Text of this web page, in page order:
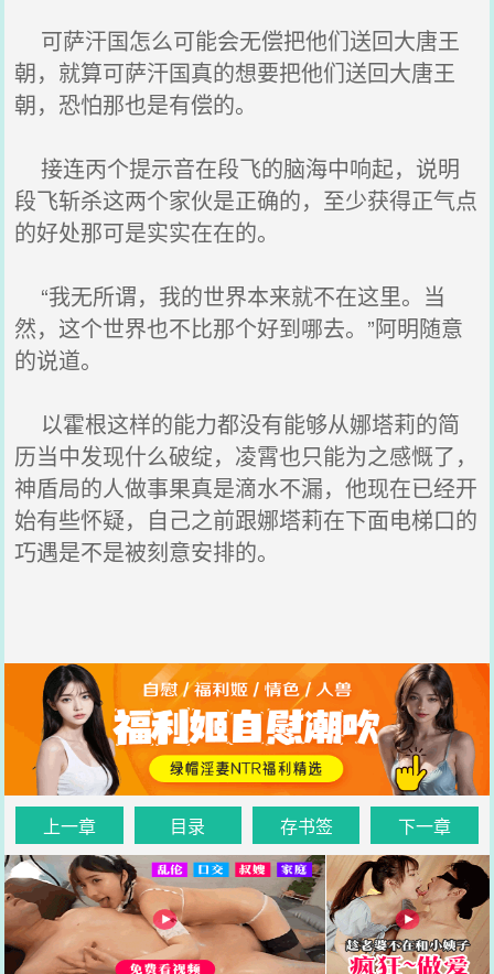
可萨汗国怎么可能会无偿把他们送回大唐王
朝，就算可萨汗国真的想要把他们送回大唐王
朝，恐怕那也是有偿的。
接连丙个提示音在段飞的脑海中响起，说明
段飞斩杀这两个家伙是正确的，至少获得正气点
的好处那可是实实在在的。
“我无所谓，我的世界本来就不在这里。当
然，这个世界也不比那个好到哪去。”阿明随意
的说道。
以霍根这样的能力都没有能够从娜塔莉的简
历当中发现什么破绽，凌霄也只能为之感慨了，
神盾局的人做事果真是滴水不漏，他现在已经开
始有些怀疑，自己之前跟娜塔莉在下面电梯口的
巧遇是不是被刻意安排的。
上一章 目录 存书签 下一章